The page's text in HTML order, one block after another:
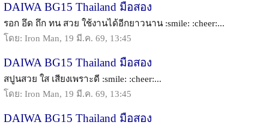
DAIWA BG15 Thailand มือสอง
รอก อึด ถึก ทน สวย ใช้งานได้อีกยาวนาน :smile: :cheer:...
โดย: Iron Man, 19 มี.ค. 69, 13:45
DAIWA BG15 Thailand มือสอง
สปูนสวย ใส เสียงเพราะดี :smile: :cheer:...
โดย: Iron Man, 19 มี.ค. 69, 13:45
DAIWA BG15 Thailand มือสอง